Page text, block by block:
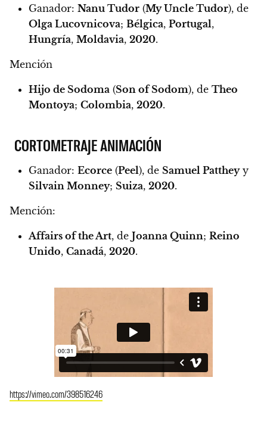
Ganador: Nanu Tudor (My Uncle Tudor), de
Olga Lucovnicova; Bélgica, Portugal,
Hungría, Moldavia, 2020.
Mención
Hijo de Sodoma (Son of Sodom), de Theo
Montoya; Colombia, 2020.
CORTOMETRAJE ANIMACIÓN
Ganador: Ecorce (Peel), de Samuel Pattheyy
Silvain Monney; Suiza, 2020.
Mención:
Affairs of the Art, de Joanna Quinn; Reino
Unido, Canadá, 2020.
https://vimeo.com/398516246